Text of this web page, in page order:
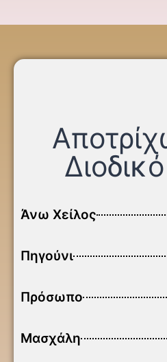
Άνω Χείλος
Πηγούνι
Πρόσωπο
Μασχάλη